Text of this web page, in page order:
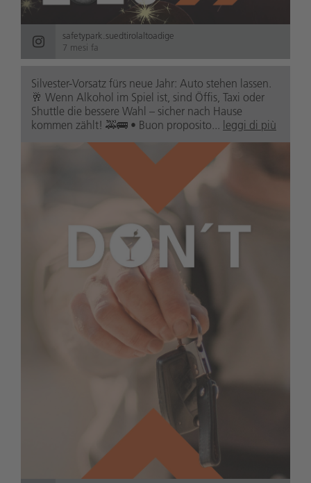
safetypark.suedtirolaltoadige
7 mesi fa
Silvester-Vorsatz fürs neue Jahr: Auto stehen lassen.
🥂 Wenn Alkohol im Spiel ist, sind Öffis, Taxi oder
Shuttle die bessere Wahl – sicher nach Hause
kommen zählt! 🚕🚌 • Buon proposito... leggi di più